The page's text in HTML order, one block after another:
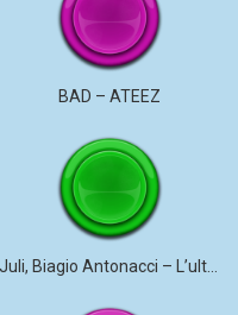
BAD – ATEEZ